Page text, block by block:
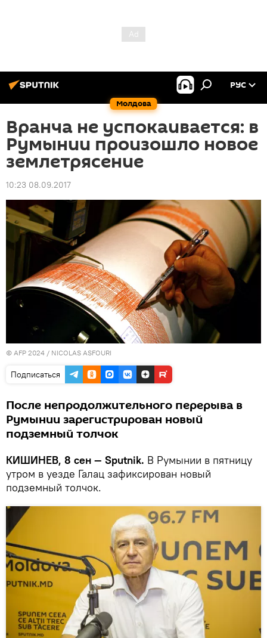
Молдова
РУС
Вранча не успокаивается: в
Румынии произошло новое
землетрясение
10:23 08.09.2017
© AFP 2024 / NICOLAS ASFOURI
Подписаться
После непродолжительного перерыва в
Румынии зарегистрирован новый
подземный толчок
КИШИНЕВ, 8 сен — Sputnik. В Румынии в пятницу
утром в уезде Галац зафиксирован новый
подземный толчок.